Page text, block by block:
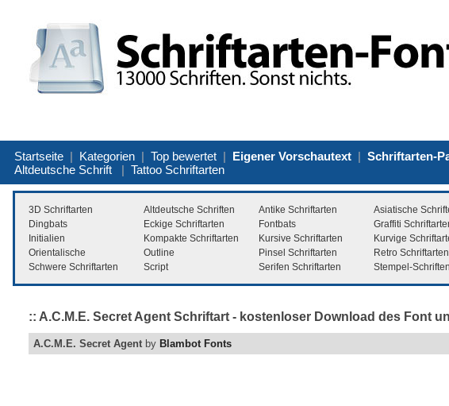
Startseite | Kategorien | Top bewertet | Eigener Vorschautext | Schriftarten-
Altdeutsche Schrift | Tattoo Schriftarten
3D Schriftarten Altdeutsche Schriften Antike Schriftarten Asiatische
Dingbats
Eckige Schriftarten Fontbats Graffiti
Initialien
Kompakte Schriftarten Kursive Schriftarten Kurvige
Orientalische
Outline Pinsel Schriftarten Retro Schriftarten
Schwere Schriftarten
Script Serifen Schriftarten Stempel-Schriften
:: A.C.M.E. Secret Agent Schriftart - kostenloser Download des Font
A.C.M.E. Secret Agent by Blambot Fonts